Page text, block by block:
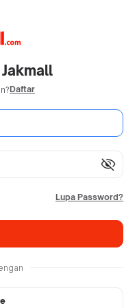
Daftar
visibility_off
Lupa Password?